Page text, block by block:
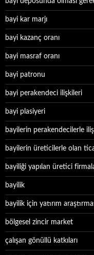
bayi kar marjı
bayi kazanç oranı
bayi masraf oranı
bayi patronu
bayi perakendeci ilişkileri
bayi plasiyeri
bayilerin perakendecilerle
bayilerin üreticilerle olan
bayiliği yapılan üretici
bayilik
bayilik için yatırım
bölgesel zincir market
çalışan gönüllü katkıları